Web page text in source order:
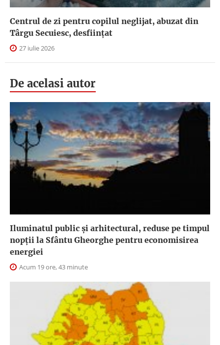
Centrul de zi pentru copilul neglijat, abuzat din
Târgu Secuiesc, desfiinţat
27 iulie 2026
De acelasi autor
Iluminatul public şi arhitectural, reduse pe timpul
nopţii la Sfântu Gheorghe pentru economisirea
energiei
Acum 19 ore, 43 minute